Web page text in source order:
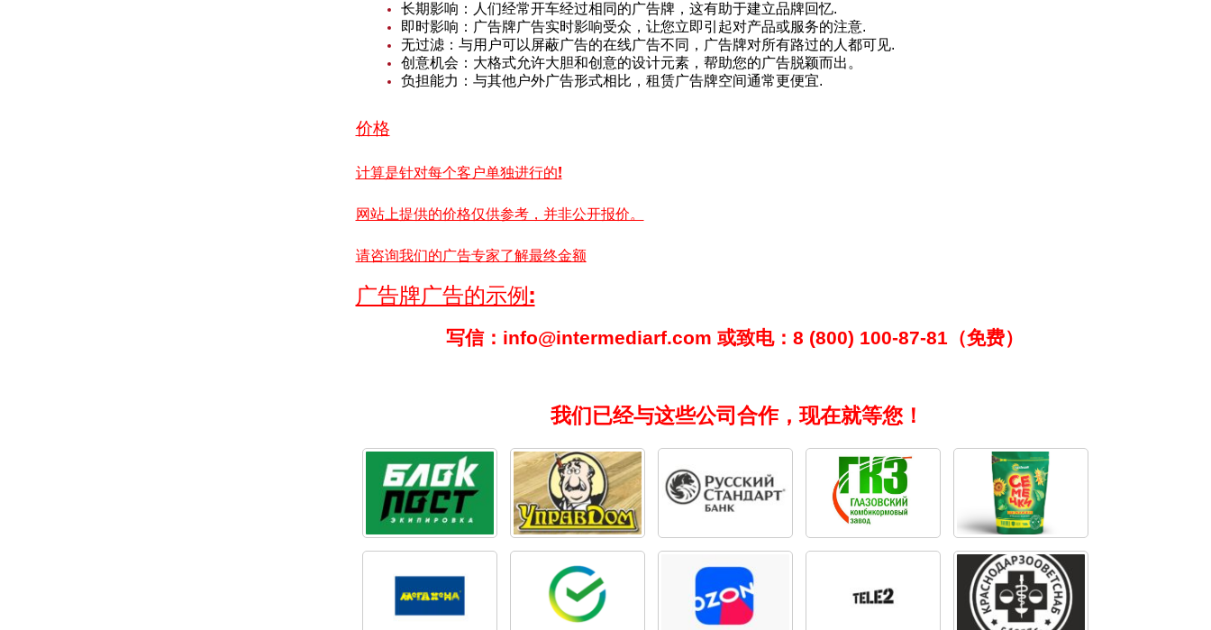
长期影响：人们经常开车经过相同的广告牌，这有助于建立品牌回忆.
即时影响：广告牌广告实时影响受众，让您立即引起对产品或服务的注意.
无过滤：与用户可以屏蔽广告的在线广告不同，广告牌对所有路过的人都可见.
创意机会：大格式允许大胆和创意的设计元素，帮助您的广告脱颖而出。
负担能力：与其他户外广告形式相比，租赁广告牌空间通常更便宜.
价格
计算是针对每个客户单独进行的!
网站上提供的价格仅供参考，并非公开报价。
请咨询我们的广告专家了解最终金额
广告牌广告的示例:
写信：info@intermediarf.com 或致电：8 (800) 100-87-81（免费）
我们已经与这些公司合作，现在就等您！